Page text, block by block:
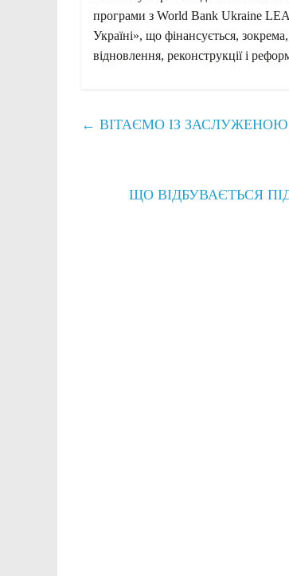
програми з World Bank Ukraine
Україні», що фінансується,
відновлення, реконструкції і
← ВІТАЄМО ІЗ
ЩО ВІДБУВАЄТЬСЯ